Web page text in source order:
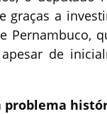
graças a
Pernambuco,
de
problema